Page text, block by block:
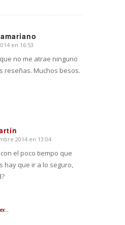
en 16:53
no me atrae ninguno
reseñas. Muchos besos.
2014 en 13:04
con el poco tiempo que
hay que ir a lo seguro,